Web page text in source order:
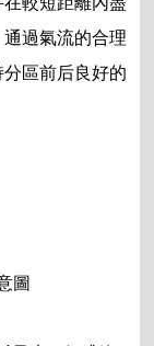
過氣流的合理
區前后良好的
圖